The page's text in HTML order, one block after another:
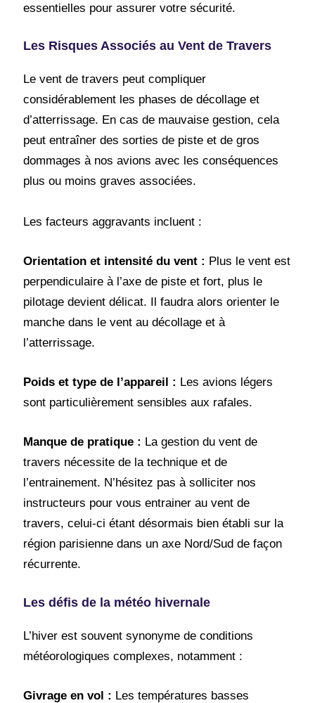
essentielles pour assurer votre sécurité.
Les Risques Associés au Vent de Travers
Le vent de travers peut compliquer
considérablement les phases de décollage et
d’atterrissage. En cas de mauvaise gestion, cela
peut entraîner des sorties de piste et de gros
dommages à nos avions avec les conséquences
plus ou moins graves associées.
Les facteurs aggravants incluent :
Orientation et intensité du vent : Plus le vent est
perpendiculaire à l’axe de piste et fort, plus le
pilotage devient délicat. Il faudra alors orienter le
manche dans le vent au décollage et à
l’atterrissage.
Poids et type de l’appareil : Les avions légers
sont particulièrement sensibles aux rafales.
Manque de pratique : La gestion du vent de
travers nécessite de la technique et de
l’entrainement. N’hésitez pas à solliciter nos
instructeurs pour vous entrainer au vent de
travers, celui-ci étant désormais bien établi sur la
région parisienne dans un axe Nord/Sud de façon
récurrente.
Les défis de la météo hivernale
L’hiver est souvent synonyme de conditions
météorologiques complexes, notamment :
Givrage en vol : Les températures basses